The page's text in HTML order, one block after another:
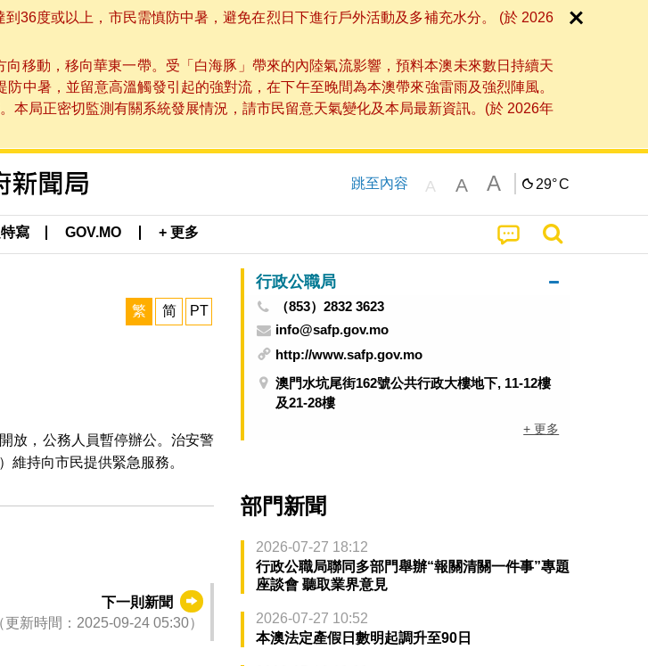
36度或以上，市民需慎防中暑，避免在烈日下進行戶外活動及多補充水分。 (於 2026
移動，移向華東一帶。受「白海豚」帶來的內陸氣流影響，預料本澳未來數日持續天
中暑，並留意高溫觸發引起的強對流，在下午至晚間為本澳帶來強雷雨及強烈陣風。
本局正密切監測有關系統發展情況，請市民留意天氣變化及本局最新資訊。(於 2026年
跳至內容 A A A 29°C
寫 GOV.MO + 更多
繁 简 PT
放，公務人員暫停辦公。治安警
維持向市民提供緊急服務。
下一則新聞
新時間：2025-09-24 05:30）
行政公職局
（853）2832 3623
info@safp.gov.mo
http://www.safp.gov.mo
澳門水坑尾街162號公共行政大樓地下, 11-12樓
及21-28樓
+ 更多
部門新聞
2026-07-27 18:12
行政公職局聯同多部門舉辦“報關清關一件事”專題
座談會 聽取業界意見
2026-07-27 10:52
本澳法定產假日數明起調升至90日